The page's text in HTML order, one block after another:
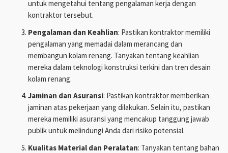
untuk mengetahui tentang pengalaman kerja dengan
kontraktor tersebut.
Pengalaman dan Keahlian: Pastikan kontraktor memiliki
pengalaman yang memadai dalam merancang dan
membangun kolam renang. Tanyakan tentang keahlian
mereka dalam teknologi konstruksi terkini dan tren desain
kolam renang.
Jaminan dan Asuransi: Pastikan kontraktor memberikan
jaminan atas pekerjaan yang dilakukan. Selain itu, pastikan
mereka memiliki asuransi yang mencakup tanggung jawab
publik untuk melindungi Anda dari risiko potensial.
Kualitas Material dan Peralatan: Tanyakan tentang bahan